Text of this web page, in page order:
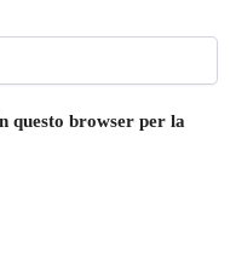
questo browser per la